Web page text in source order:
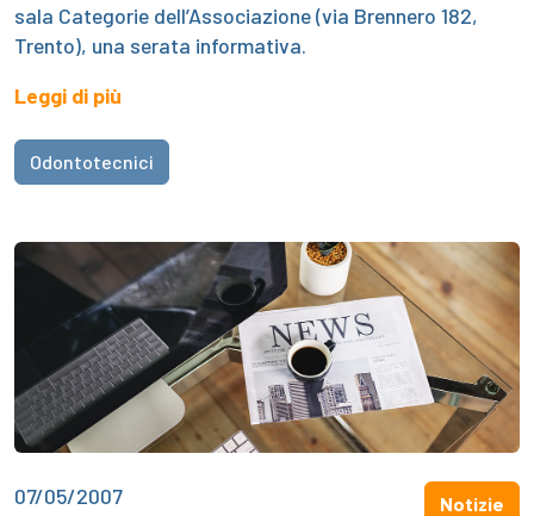
sala Categorie dell’Associazione (via Brennero 182,
Trento), una serata informativa.
Leggi di più
Odontotecnici
07/05/2007 Notizie